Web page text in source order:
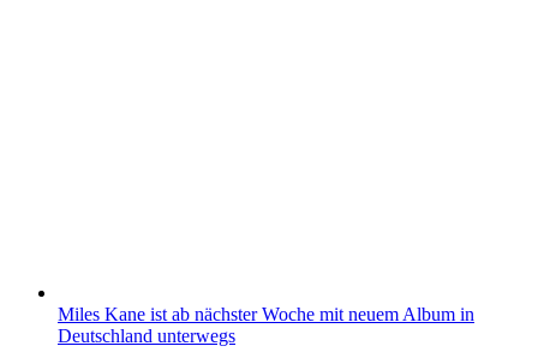
Miles Kane ist ab nächster Woche mit neuem Album in
Deutschland unterwegs